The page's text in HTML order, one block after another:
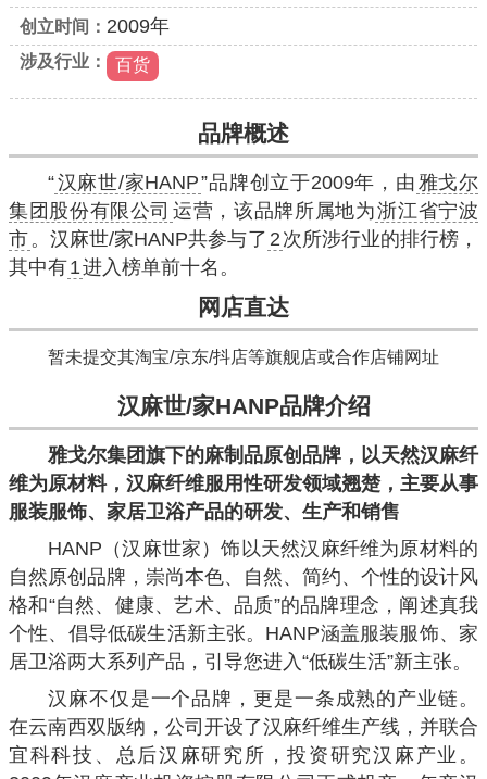
创立时间： 2009年
涉及行业： 百货
品牌概述
“汉麻世/家HANP”品牌创立于2009年，由 雅戈尔
集团股份有限公司 运营，该品牌所属地为浙江省宁波
市。汉麻世/家HANP共参与了 2 次所涉行业的排行榜，
其中有1进入榜单前十名。
网店直达
暂未提交其淘宝/京东/抖店等旗舰店或合作店铺网址
汉麻世/家HANP品牌介绍
雅戈尔集团旗下的麻制品原创品牌，以天然汉麻纤
维为原材料，汉麻纤维服用性研发领域翘楚，主要从事
服装服饰、家居卫浴产品的研发、生产和销售
HANP（汉麻世家）饰以天然汉麻纤维为原材料的
自然原创品牌，崇尚本色、自然、简约、个性的设计风
格和“自然、健康、艺术、品质”的品牌理念，阐述真我
个性、倡导低碳生活新主张。HANP涵盖服装服饰、家
居卫浴两大系列产品，引导您进入“低碳生活”新主张。
汉麻不仅是一个品牌，更是一条成熟的产业链。
在云南西双版纳，公司开设了汉麻纤维生产线，并联合
宜科科技、总后汉麻研究所，投资研究汉麻产业。